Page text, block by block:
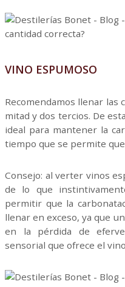
VINO ESPUMOSO
Recomendamos llenar las
mitad y dos tercios. De
ideal para mantener la
tiempo que se permite
Consejo: al verter vinos
de lo que
permitir que la
llenar en exceso, ya que
en la pérdida de
sensorial que ofrece el